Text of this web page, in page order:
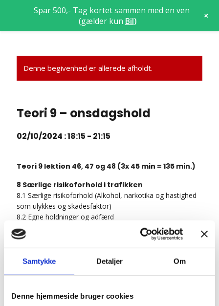
Samtykke Detaljer Om
Denne hjemmeside bruger cookies
Denne begivenhed er allerede afholdt.
Teori 9 – onsdagshold
02/10/2024 : 18:15 - 21:15
Teori 9 lektion 46, 47 og 48 (3x 45 min = 135 min.)
8 Særlige risikoforhold i trafikken
8.1 Særlige risikoforhold (Alkohol, narkotika og hastighed
som ulykkes og skadesfaktor)
8.2 Egne holdninger og adfærd
9 Manøvrer på køreteknisk anlæg
9.1 Vejgreb og belægning
9.2 Hastighed, centrifugalkraft, bremselængde og
vejgrebets udnyttelse
9.3 Hindringer på vejen og slalom
9.5 Bevar herredømmet efter kørsel ud over høj vejkant
Spar 500,- Tag kortet sammen med en ven
(gælder kun Bil) +